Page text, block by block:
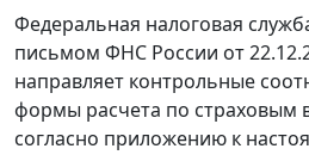
Федеральная налоговая
письмом ФНС России от
направляет контрольные
формы расчета по страховым
согласно приложению к